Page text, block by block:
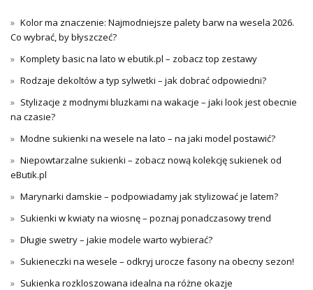
Kolor ma znaczenie: Najmodniejsze palety barw na wesela 2026.
Co wybrać, by błyszczeć?
Komplety basic na lato w ebutik.pl – zobacz top zestawy
Rodzaje dekoltów a typ sylwetki – jak dobrać odpowiedni?
Stylizacje z modnymi bluzkami na wakacje – jaki look jest obecnie
na czasie?
Modne sukienki na wesele na lato – na jaki model postawić?
Niepowtarzalne sukienki – zobacz nową kolekcję sukienek od
eButik.pl
Marynarki damskie – podpowiadamy jak stylizować je latem?
Sukienki w kwiaty na wiosnę – poznaj ponadczasowy trend
Długie swetry – jakie modele warto wybierać?
Sukieneczki na wesele – odkryj urocze fasony na obecny sezon!
Sukienka rozkloszowana idealna na różne okazje